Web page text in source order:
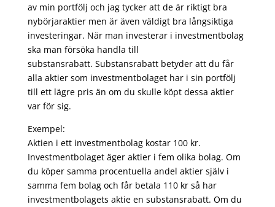
av min portfölj och jag tycker att de är riktigt bra
nybörjaraktier men är även väldigt bra långsiktiga
investeringar. När man investerar i investmentbolag
ska man försöka handla till
substansrabatt. Substansrabatt betyder att du får
alla aktier som investmentbolaget har i sin portfölj
till ett lägre pris än om du skulle köpt dessa aktier
var för sig.
Exempel:
Aktien i ett investmentbolag kostar 100 kr.
Investmentbolaget äger aktier i fem olika bolag. Om
du köper samma procentuella andel aktier själv i
samma fem bolag och får betala 110 kr så har
investmentbolagets aktie en substansrabatt. Om du